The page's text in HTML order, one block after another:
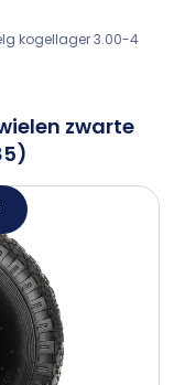
kogellager 3.00-4
zwarte